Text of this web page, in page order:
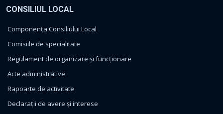
CONSILIUL LOCAL
Componența Consiliului Local
Comisiile de specialitate
Regulament de organizare și funcționare
Acte administrative
Rapoarte de activitate
Declarații de avere și interese